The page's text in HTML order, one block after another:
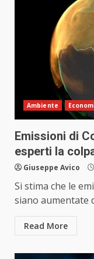
Ambiente
Emissioni di
esperti la
Giuseppe Avico
Si stima che le
siano aumentate
Read More